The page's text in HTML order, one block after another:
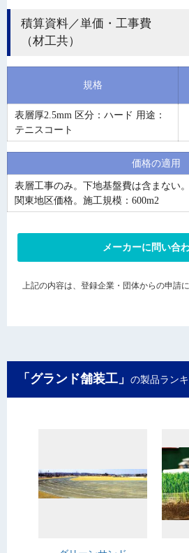
積算資料／単価・工事費
（材工共）
規格
表層厚2.5mm 区分：ハード 用途：
テニスコート
価格の適用
表層工事のみ。下地基盤費は含まない。
関東地区価格。施工規模：600m2
メーカーに問い合
上記の内容は、登録企業・団体からの申請
「グランド舗装工」 の製品ラン